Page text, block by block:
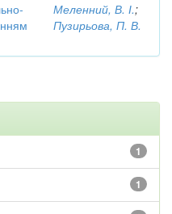
Меленний, В. І.;
Пузирьова, П. В.
1
1